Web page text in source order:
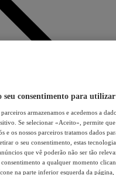
consentimento para utilizar
parceiros armazenamos e acedemos a
Se selecionar «Aceito», permite
e os nossos parceiros tratamos dados
o seu consentimento, estas
que vê poderão não ser tão
a qualquer momento
na parte inferior esquerda da página,